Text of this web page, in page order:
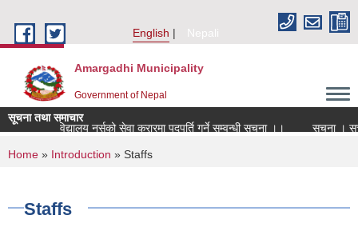
English
Nepali
Amargadhi Municipality
Government of Nepal
सूचना तथा समाचार
विद्यालय नर्सको सेवा करारमा पदपूर्ति गर्ने सम्वन्धी सूचना ।।
सूचना । सूचना
You are here
Home » Introduction » Staffs
Staffs